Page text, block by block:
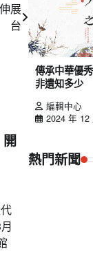
展
台
傳承中華優
非遺知多少
編輯中心
2024 年 12
熱門新聞